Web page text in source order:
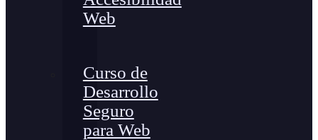
Web
Curso de
Desarrollo
Seguro
para Web